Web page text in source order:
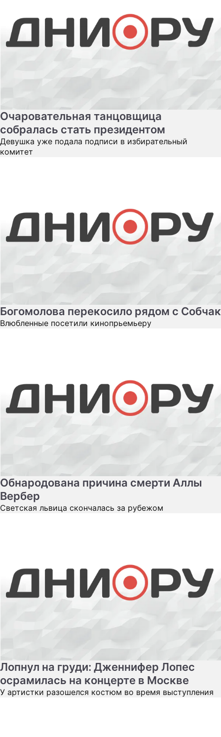
Очаровательная танцовщица
собралась стать президентом
Девушка уже подала подписи в избирательный
комитет
Богомолова перекосило рядом с Собчак
Влюбленные посетили кинопрьемьеру
Обнародована причина смерти Аллы
Вербер
Светская львица скончалась за рубежом
Лопнул на груди: Дженнифер Лопес
осрамилась на концерте в Москве
У артистки разошелся костюм во время выступления